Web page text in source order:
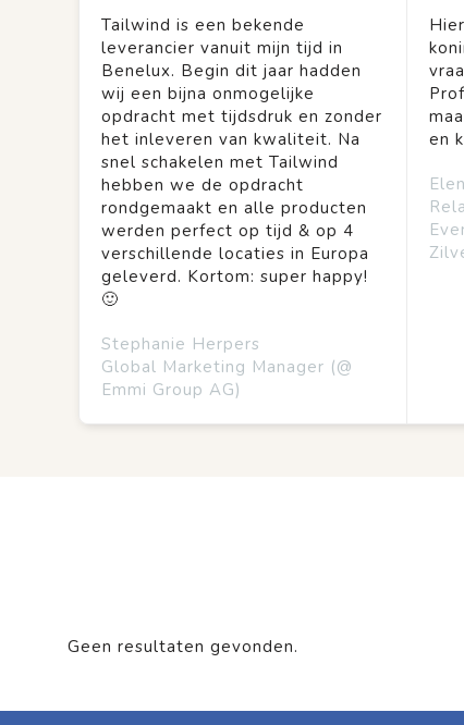
Tailwind is een bekende
leverancier vanuit mijn tijd in
Benelux. Begin dit jaar hadden
wij een bijna onmogelijke
opdracht met tijdsdruk en zonder
het inleveren van kwaliteit. Na
snel schakelen met Tailwind
hebben we de opdracht
rondgemaakt en alle producten
werden perfect op tijd & op 4
verschillende locaties in Europa
geleverd. Kortom: super happy!
🙂
Stephanie Herpers
Global Marketing Manager (@
Emmi Group AG)
en
Geen resultaten gevonden.